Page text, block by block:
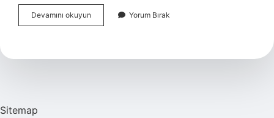
Devamını okuyun
Aşım
Yorum Bırak
Sitemap